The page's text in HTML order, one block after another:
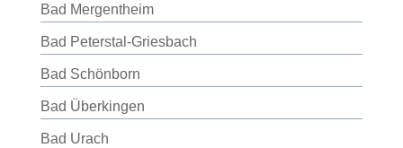
Bad Mergentheim
Bad Peterstal-Griesbach
Bad Schönborn
Bad Überkingen
Bad Urach